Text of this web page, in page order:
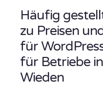
Häufig
zu Preisen
für
für Betriebe
Wieden